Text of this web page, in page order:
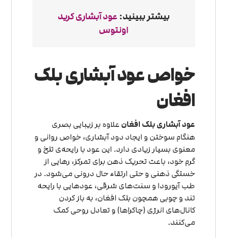
بیشتر ببینید: عود آبشاری کرید
اونتوس
خواص عود آبشاری بلک
افغان
عود آبشاری بلک افغان علاوه بر زیبایی بصری
هنگام سوختن و ایجاد دود آبشاری، خواص روانی و
معنوی بسیار زیادی دارد. این عود با رایحه‌ی تلخ و
گرم خود، باعث تحریک ذهن برای تمرکز، رهایی از
خستگی ذهنی و حتی ارتقاء حال درونی می‌شود. در
طب آیورودا و سنت‌های شرقی، عودهایی با رایحه
تند و چوبی همچون بلک افغان، به باز کردن
کانال‌های انرژی (چاکراها) و تعادل روحی کمک
می‌کنند.